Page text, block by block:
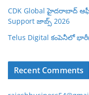
CDK Global హైదరాబాద్
Support జాబ్స్ 2026
Telus Digital కంపెనీలో
Recent Comments